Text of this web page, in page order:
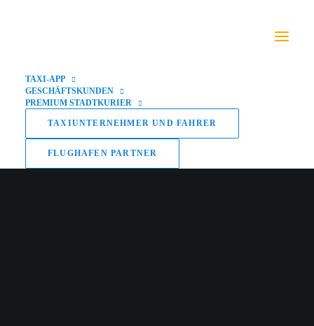
TAXI-APP
GESCHÄFTSKUNDEN
PREMIUM STADTKURIER
TAXIUNTERNEHMER UND FAHRER
FLUGHAFEN PARTNER